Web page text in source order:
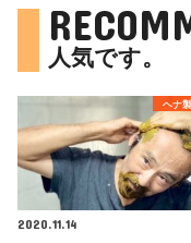
人気です。
ヘナ
2020.11.14